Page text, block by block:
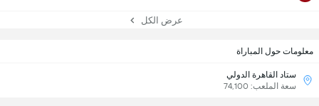
عرض الكل
معلومات حول المباراة
ستاد القاهرة الدولي
سعة الملعب: 74,100